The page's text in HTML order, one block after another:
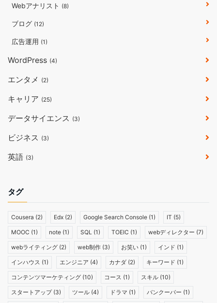
Webアナリスト (8)
ブログ (12)
広告運用 (1)
WordPress (4)
エンタメ (2)
キャリア (25)
データサイエンス (3)
ビジネス (3)
英語 (3)
タグ
Cousera (2) Edx (2) Google Search Console (1) IT (5)
MOOC (1) note (1) SQL (1) TOEIC (1) webディレクター (7)
webライティング (2) web制作 (3) お笑い (1) インド (1)
インハウス (1) エンジニア (4) カナダ (2) キーワード (1)
コンテンツマーケティング (10) コース (1) スキル (10)
スタートアップ(3) ツール (4) ドラマ (1) バンクーバー (1)